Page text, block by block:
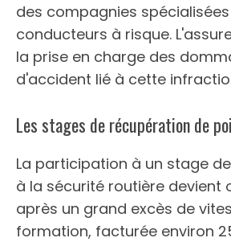
des compagnies
conducteurs à risque.
la prise en charge des
d'accident lié à cette
Les stages de récupération de
La participation à un stage
à la sécurité routière devient
après un grand excès de
formation, facturée environ